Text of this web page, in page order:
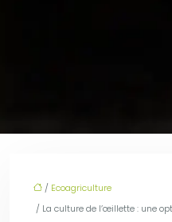
/ Ecoagriculture
/ La culture de l’œillette : une